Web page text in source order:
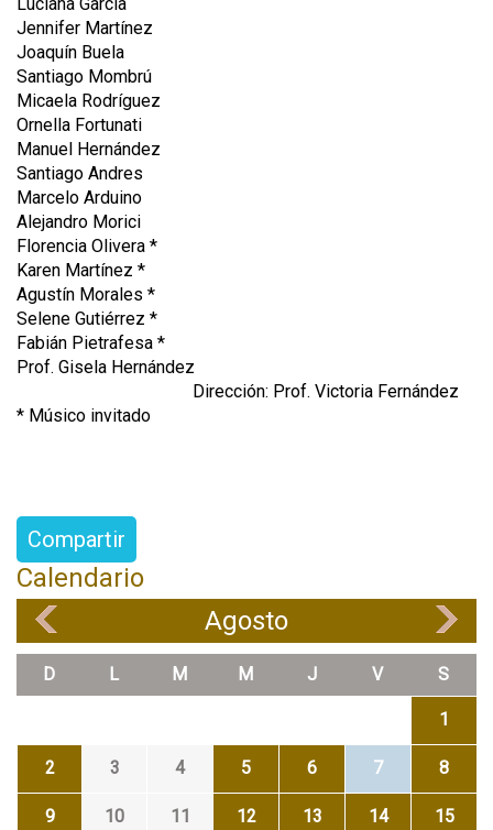
Jennifer Martínez
Joaquín Buela
Santiago Mombrú
Micaela Rodríguez
Ornella Fortunati
Manuel Hernández
Santiago Andres
Marcelo Arduino
Alejandro Morici
Florencia Olivera *
Karen Martínez *
Agustín Morales *
Selene Gutiérrez *
Fabián Pietrafesa *
Prof. Gisela Hernández
Dirección: Prof. Victoria Fernández
* Músico invitado
Compartir
Calendario
Agosto
D L M M J V S
1
2 3 4 5 6 7 8
9 10 11 12 13 14 15